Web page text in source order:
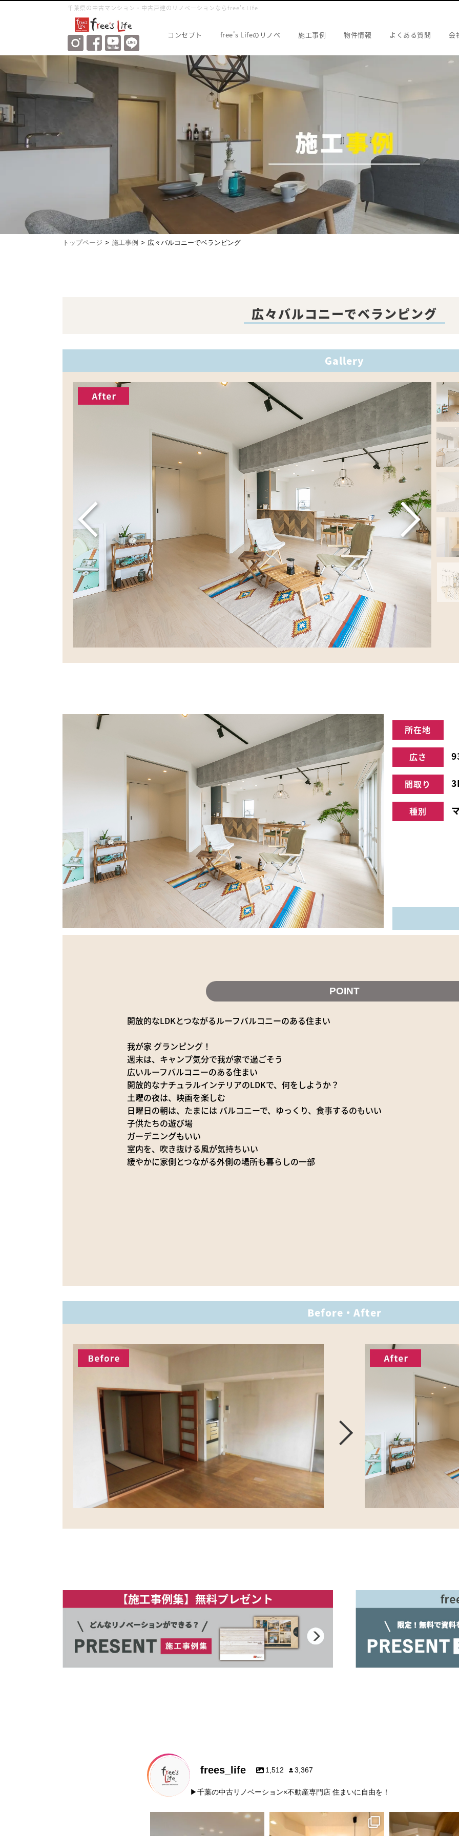
千葉県の中古マンション・中古⼾建のリノベーションならfree's Life
コンセプト free's Lifeのリノベ 施工事例 物件情報 よくある質問 会
トップページ 施工事例 広々バルコニーでベランピング
広々バルコニーでベランピング
Gallery
所在地
広さ
間取り
種別
POINT
開放的なLDKとつながるルーフバルコニーのある住まい
我が家 グランピング！
週末は、キャンプ気分で我が家で過ごそう
広いルーフバルコニーのある住まい
開放的なナチュラルインテリアのLDKで、何をしようか？
土曜の夜は、映画を楽しむ
日曜日の朝は、たまには バルコニーで、ゆっくり、食事するのもいい
子供たちの遊び場
ガーデニングもいい
室内を、吹き抜ける風が気持ちいい
緩やかに家側とつながる外側の場所も暮らしの一部
Before・After
frees_life 1,512 3,367
▶︎千葉の中古リノベーション×不動産専門店 住まいに自由を！
マンションリノベーション 千葉県の不動産×中古リノベ専門店
frees_life
板張り天井で暮らし